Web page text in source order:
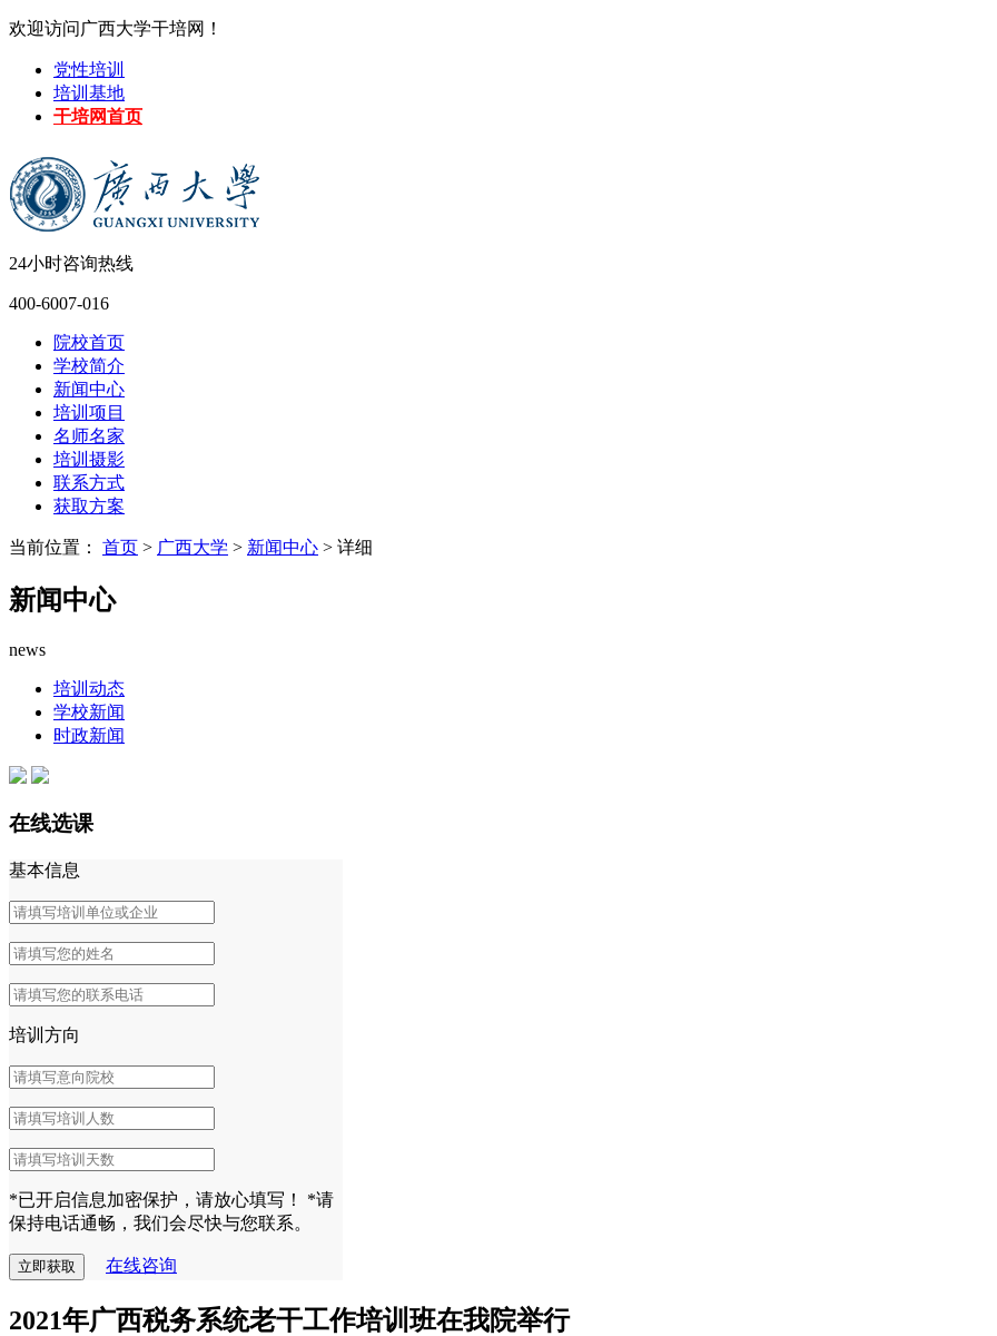
欢迎访问广西大学干培网！
党性培训
培训基地
干培网首页
24小时咨询热线
400-6007-016
院校首页
学校简介
新闻中心
培训项目
名师名家
培训摄影
联系方式
获取方案
当前位置： 首页 > 广西大学 > 新闻中心 > 详细
新闻中心
news
培训动态
学校新闻
时政新闻
在线选课
基本信息
培训方向
*已开启信息加密保护，请放心填写！
*请
保持电话通畅，我们会尽快与您联系。
在线咨询
2021年广西税务系统老干工作培训班在我院举行